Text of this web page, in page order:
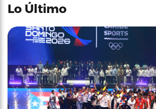
Lo Último